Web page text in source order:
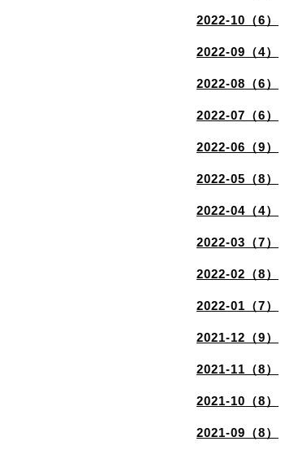
2022-10（6）
2022-09（4）
2022-08（6）
2022-07（6）
2022-06（9）
2022-05（8）
2022-04（4）
2022-03（7）
2022-02（8）
2022-01（7）
2021-12（9）
2021-11（8）
2021-10（8）
2021-09（8）